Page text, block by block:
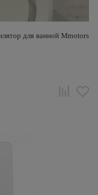
для ванной Mmotors